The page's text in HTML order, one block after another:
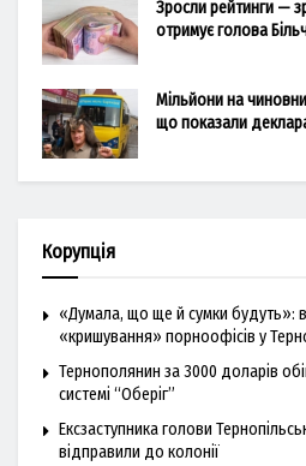
Зросли рейтинги —
отримує голова
Мільйони на
що показали
Корупція
«Думала, що ще й сумки будуть»:
«кришування» порноофісів у
Тернополянин за 3000 доларів
системі “Оберіг”
Ексзаступника голови
відправили до колонії